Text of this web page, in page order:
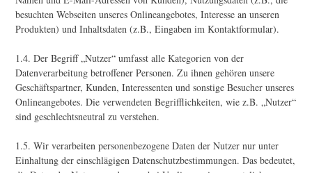
besuchten Webseiten unseres Onlineangebotes, Interesse an unseren
Produkten) und Inhaltsdaten (z.B., Eingaben im Kontaktformular).
1.4. Der Begriff „Nutzer“ umfasst alle Kategorien von der
Datenverarbeitung betroffener Personen. Zu ihnen gehören unsere
Geschäftspartner, Kunden, Interessenten und sonstige Besucher unseres
Onlineangebotes. Die verwendeten Begrifflichkeiten, wie z.B. „Nutzer“
sind geschlechtsneutral zu verstehen.
1.5. Wir verarbeiten personenbezogene Daten der Nutzer nur unter
Einhaltung der einschlägigen Datenschutzbestimmungen. Das bedeutet,